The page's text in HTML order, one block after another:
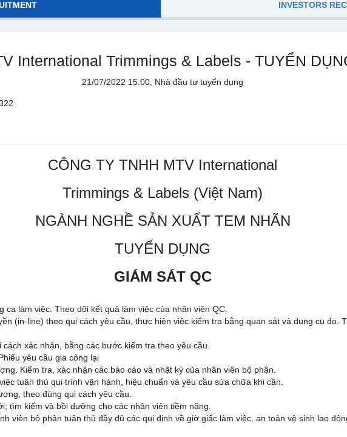
INVESTORS
International Trimmings & Labels - TUYỂN
21/07/2022 15:00, Nhà đầu tư tuyển dụng
CÔNG TY TNHH MTV International
Trimmings & Labels (Việt Nam)
NGÀNH NGHỀ SẢN XUẤT TEM NHÃN
TUYỂN DỤNG
GIÁM SÁT QC
làm việc. Theo dõi kết quả làm việc của nhân viên QC.
(in-line) theo qui cách yêu cầu, thực hiện việc kiểm tra bằng quan sát và dụng cụ đo.
xác nhận, bằng các bước kiểm tra theo yêu cầu.
yêu cầu gia công lại
Kiểm tra, xác nhận các báo cáo và nhật ký của nhân viên bộ phận.
tuân thủ qui trình vận hành, hiệu chuẩn và yêu cầu sửa chữa khi cần.
theo đúng qui cách yêu cầu.
tìm kiếm và bồi dưỡng cho các nhân viên tiềm năng.
viên bộ phận tuân thủ đầy đủ các qui định về giờ giấc làm việc, an toàn vệ sinh lao